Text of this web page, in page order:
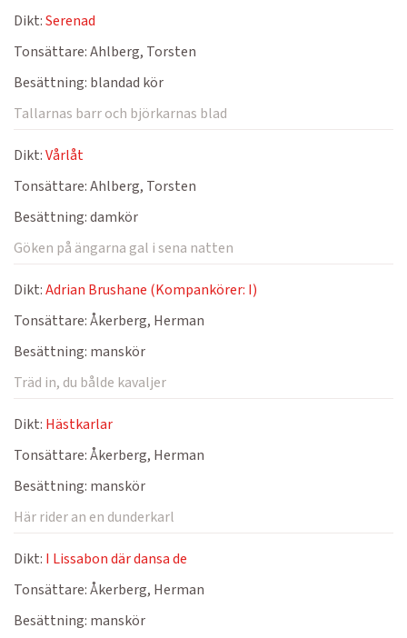
Dikt:Serenad
Tonsättare:Ahlberg, Torsten
Besättning: blandad kör
Tallarnas barr och björkarnas blad
Dikt:Vårlåt
Tonsättare:Ahlberg, Torsten
Besättning:damkör
Göken på ängarna gal i sena natten
Dikt:Adrian Brushane (Kompankörer: I)
Tonsättare:Åkerberg, Herman
Besättning: manskör
Träd in, du bålde kavaljer
Dikt: Hästkarlar
Tonsättare:Åkerberg, Herman
Besättning: manskör
Här rider an en dunderkarl
Dikt: I Lissabon där dansa de
Tonsättare:Åkerberg, Herman
Besättning: manskör